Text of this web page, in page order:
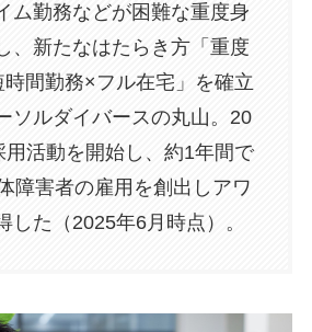
ム勤務などが困難な重度身
、新たなはたらき方「重度
間勤務×フル在宅」を確立
ソルダイバースの丸山。20
用活動を開始し、約1年間で
障害者の雇用を創出しアワ
した（2025年6月時点）。